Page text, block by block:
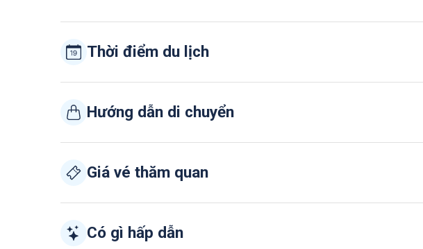
Thời điểm du lịch
Hướng dẫn di chuyển
Giá vé thăm quan
Có gì hấp dẫn